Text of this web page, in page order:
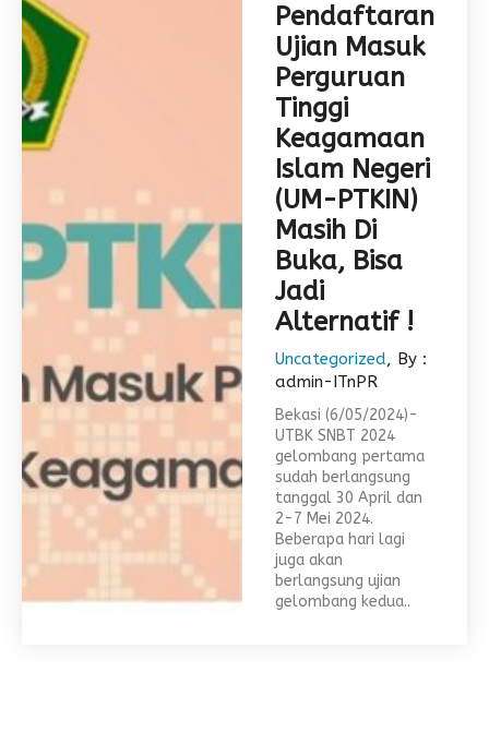
Pendaftaran
Ujian Masuk
Perguruan
Tinggi
Keagamaan
Islam Negeri
(UM-PTKIN)
Masih Di
Buka, Bisa
Jadi
Alternatif !
Uncategorized, By :
admin-ITnPR
Bekasi (6/05/2024)-
UTBK SNBT 2024
gelombang pertama
sudah berlangsung
tanggal 30 April dan
2-7 Mei 2024.
Beberapa hari lagi
juga akan
berlangsung ujian
gelombang kedua..